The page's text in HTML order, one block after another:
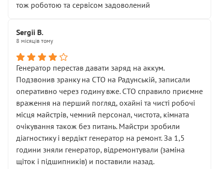
тож роботою та сервісом задоволений
Sergii B.
8 місяців тому
Генератор перестав давати заряд на аккум.
Подзвонив зранку на СТО на Радунській, записали
оперативно через годину вже. СТО справило приємне
враження на перший погляд, охайні та чисті робочі
місця майстрів, чемний персонал, чистота, кімната
очікування також без питань. Майстри зробили
діагностику і вердікт генератор на ремонт. За 1,5
години зняли генератор, відремонтували (заміна
щіток і підшипників) и поставили назад.